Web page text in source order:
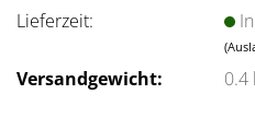
Lieferzeit:
Versandgewicht: 0.4